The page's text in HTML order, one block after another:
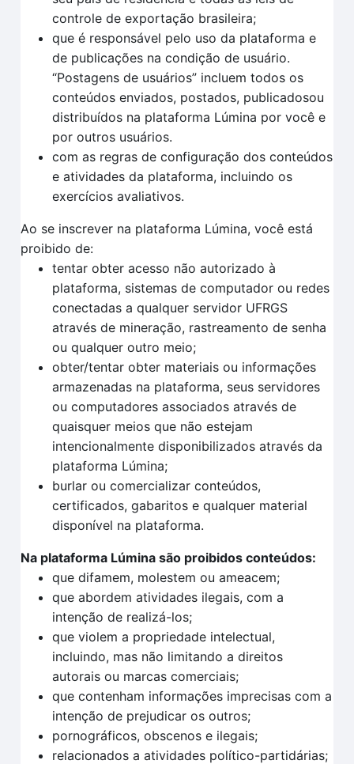
controle de exportação brasileira;
que é responsável pelo uso da plataforma e
de publicações na condição de usuário.
“Postagens de usuários” incluem todos os
conteúdos enviados, postados, publicadosou
distribuídos na plataforma Lúmina por você e
por outros usuários.
com as regras de configuração dos conteúdos
e atividades da plataforma, incluindo os
exercícios avaliativos.
Ao se inscrever na plataforma Lúmina, você está
proibido de:
tentar obter acesso não autorizado à
plataforma, sistemas de computador ou redes
conectadas a qualquer servidor UFRGS
através de mineração, rastreamento de senha
ou qualquer outro meio;
obter/tentar obter materiais ou informações
armazenadas na plataforma, seus servidores
ou computadores associados através de
quaisquer meios que não estejam
intencionalmente disponibilizados através da
plataforma Lúmina;
burlar ou comercializar conteúdos,
certificados, gabaritos e qualquer material
disponível na plataforma.
Na plataforma Lúmina são proibidos conteúdos:
que difamem, molestem ou ameacem;
que abordem atividades ilegais, com a
intenção de realizá-los;
que violem a propriedade intelectual,
incluindo, mas não limitando a direitos
autorais ou marcas comerciais;
que contenham informações imprecisas com a
intenção de prejudicar os outros;
pornográficos, obscenos e ilegais;
relacionados a atividades político-partidárias;